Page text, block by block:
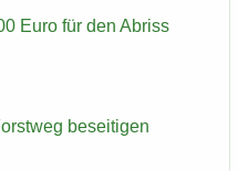
Euro für den Ab­riss
be­sei­ti­gen